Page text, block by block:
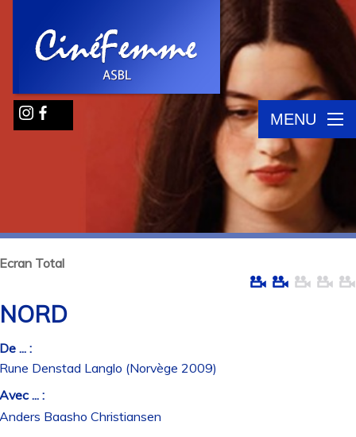
MENU
Total
... :
Denstad Langlo (Norvège 2009)
... :
Baasho Christiansen